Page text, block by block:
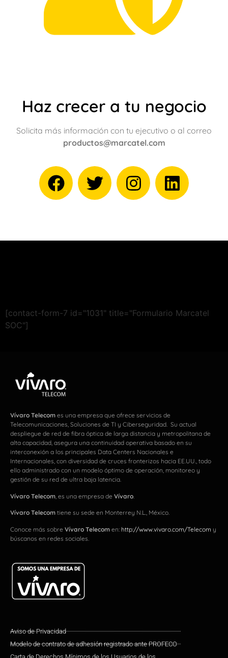
Haz crecer a tu negocio
Solicita más información con tu ejecutivo o al correo
productos@marcatel.com
[contact-form-7 id="1031" title="Formulario Marcatel
SOC"]
Vívaro Telecom es una empresa que ofrece servicios de
Telecomunicaciones, Soluciones de TI y Ciberseguridad. Su actual
despliegue de red de fibra óptica de larga distancia y metropolitana de
alta capacidad, asegura una continuidad operativa basado en su
interconexión a los principales Data Centers Nacionales e
Internacionales, con diversidad de cruces fronterizos hacia EE.UU., todo
ello administrado con un modelo óptimo de operación, monitoreo y
gestión de su red de ultra baja latencia.
Vívaro Telecom , es una empresa de Vívaro
Vívaro Telecom tiene su sede en Monterrey N.L., México.
Conoce más sobre Vívaro Telecom en: http://www.vivaro.com/Telecom y
búscanos en redes sociales.
Aviso de Privacidad
Modelo de contrato de adhesión registrado ante PROFECO